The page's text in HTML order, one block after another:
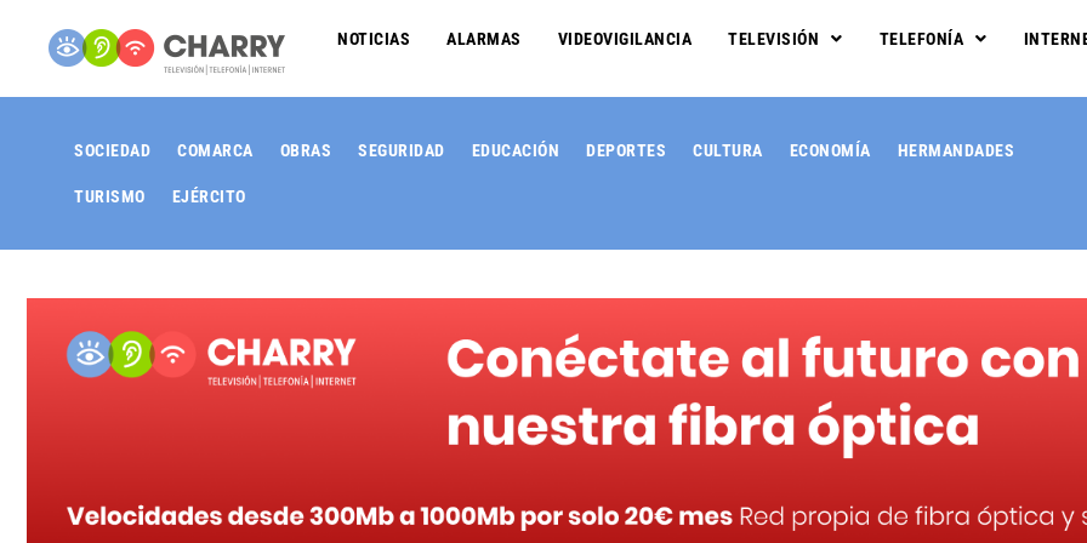
NOTICIAS ALARMAS VIDEOVIGILANCIA TELEVISIÓN TELEFONÍA
SOCIEDAD COMARCA OBRAS SEGURIDAD EDUCACIÓN DEPORTES CULTURA ECONOMÍA HERMANDADES
TURISMO EJÉRCITO